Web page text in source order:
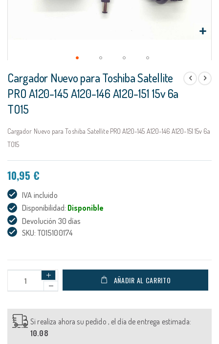
al
comienzo
de
la
galería
de
imágenes
Cargador Nuevo para Toshiba Satellite
PRO A120-145 A120-146 A120-151 15v 6a
TO15
Cargador Nuevo para Toshiba Satellite PRO A120-145 A120-146 A120-151 15v 6a
TO15
10,95 €
IVA incluido
Disponibilidad: Disponible
Devolución 30 días
SKU: TO15100174
AÑADIR AL CARRITO
Si realiza ahora su pedido , el día de entrega estimada:
10.08